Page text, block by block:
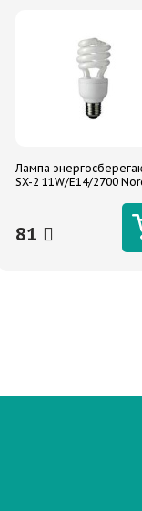
Лампа
SX-2 11W/E14/2700
81